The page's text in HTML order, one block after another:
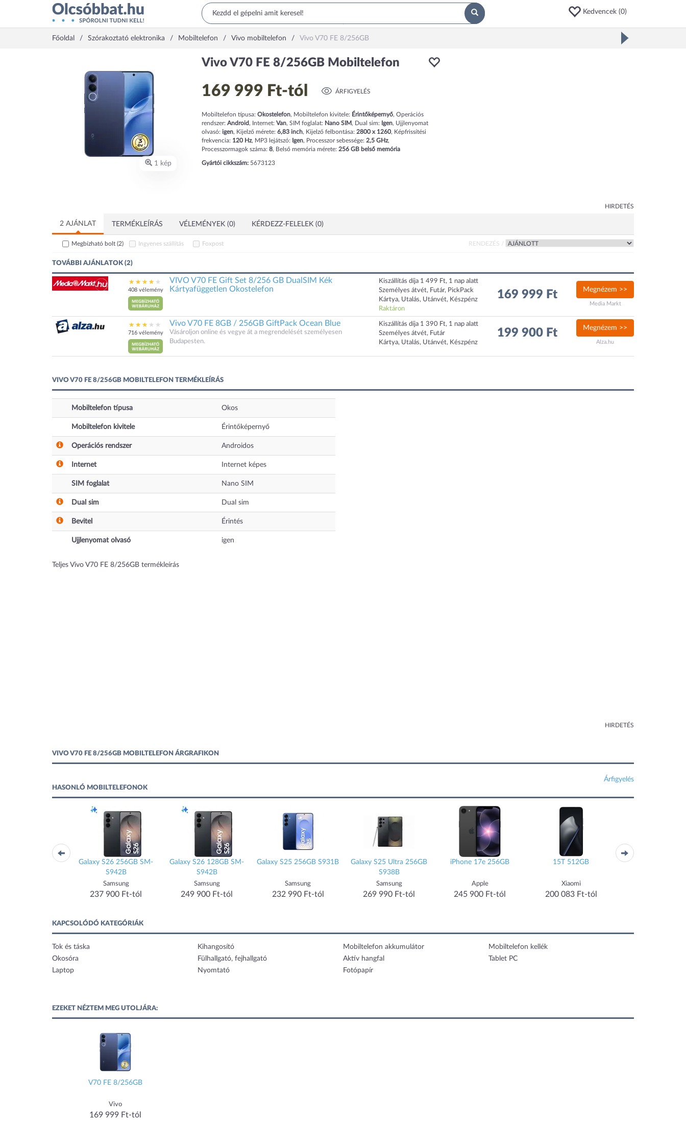
Kedvencek (0)
Főoldal Szórakoztató elektronika Mobiltelefon Vivo mobiltelefon Vivo V70 FE 8/256GB
1 kép
Vivo V70 FE 8/256GB Mobiltelefon
169 999 Ft-tól ÁRFIGYELÉS
Mobiltelefon típusa: Okostelefon, Mobiltelefon kivitele: Érintőképernyő, Operációs
rendszer: Android , Internet: Van, SIM foglalat: Nano SIM , Dual sim: Igen, Ujjlenyomat
olvasó: igen, Kijelző mérete: 6,83 inch, Kijelző felbontása: 2800 x 1260, Képfrissítési
frekvencia: 120 Hz, MP3 lejátszó: Igen, Processzor sebessége: 2,5 GHz,
Processzormagok száma: 8, Belső memória mérete: 256 GBbelső memória
Gyártói cikkszám:5673123
HIRDETÉS
2 AJÁNLAT TERMÉKLEÍRÁS VÉLEMÉNYEK (0) KÉRDEZZ-FELELEK (0)
Megbízható bolt (2) Ingyenes szállítás Foxpost RENDEZÉS /
TOVÁBBI AJÁNLATOK (2)
408 vélemény
VIVO V70 FE Gift Set 8/256 GB DualSIM Kék
Kártyafüggetlen Okostelefon
Kiszállítás díja 1 499 Ft, 1 nap alatt
Személyes átvét, Futár, PickPack
Kártya, Utalás, Utánvét, Készpénz
Raktáron
169 999 Ft Megnézem >>
Media Markt
716 vélemény
Vivo V70 FE 8GB / 256GB GiftPack Ocean Blue
Vásároljon online és vegye át a megrendelését személyesen
Budapesten.
Kiszállítás díja 1 390 Ft, 1 nap alatt
Személyes átvét, Futár
Kártya, Utalás, Utánvét, Készpénz
199 900 Ft Megnézem >>
Alza.hu
VIVO V70 FE 8/256GB MOBILTELEFON TERMÉKLEÍRÁS
Mobiltelefon típusa Okos
Mobiltelefon kivitele Érintőképernyő
Operációs rendszer Androidos
Internet Internet képes
SIM foglalat Nano SIM
Dual sim Dual sim
Bevitel Érintés
Ujjlenyomat olvasó igen
Teljes Vivo V70 FE 8/256GB termékleírás
HIRDETÉS
VIVO V70 FE 8/256GB MOBILTELEFON ÁRGRAFIKON
Árfigyelés
HASONLÓ MOBILTELEFONOK
Galaxy S26 256GB SM-
S942B
Samsung
237 900 Ft-tól
Galaxy S26 128GB SM-
S942B
Samsung
249 900 Ft-tól
Galaxy S25 256GB S931B
Samsung
232 990 Ft-tól
Galaxy S25 Ultra 256GB
S938B
Samsung
269 990 Ft-tól
iPhone 17e 256GB
Apple
245 900 Ft-tól
15T 512GB
Xiaomi
200 083 Ft-tól
KAPCSOLÓDÓ KATEGÓRIÁK
Tok és táska Kihangosító Mobiltelefon akkumulátor
Mobiltelefon kellék
Okosóra
Fülhallgató, fejhallgató Aktív hangfal
Tablet PC
Laptop
Nyomtató Fotópapír
EZEKET NÉZTEM MEG UTOLJÁRA:
V70 FE 8/256GB
Vivo
169 999 Ft-tól